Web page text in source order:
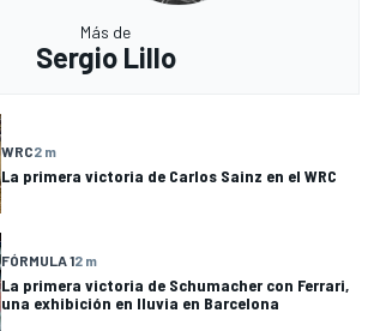
Más de
Sergio Lillo
WRC2 m
La primera victoria de Carlos Sainz en el WRC
FÓRMULA 12 m
La primera victoria de Schumacher con Ferrari,
una exhibición en lluvia en Barcelona